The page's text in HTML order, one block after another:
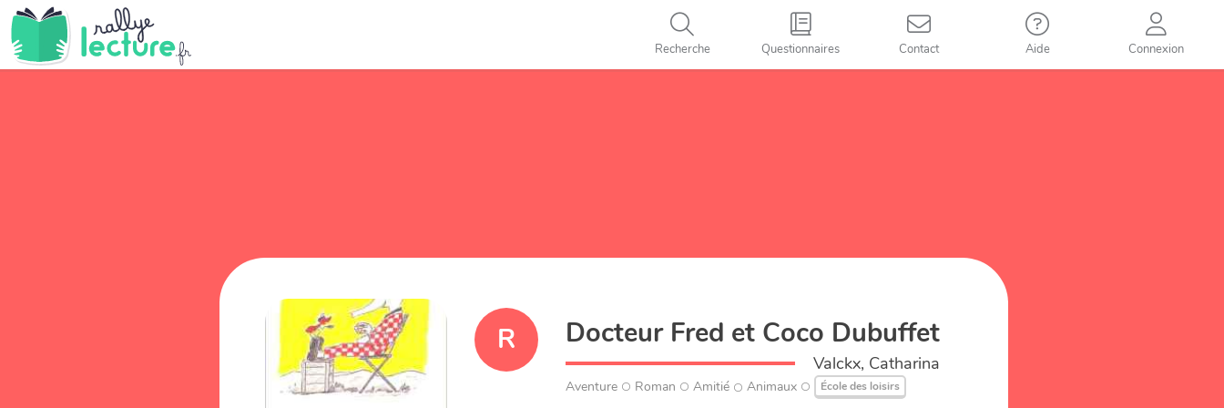
Recherche Questionnaires Contact Aide Connexion
R Docteur Fred et Coco Dubuffet
Valckx, Catharina
Aventure Roman Amitié Animaux École des loisirs